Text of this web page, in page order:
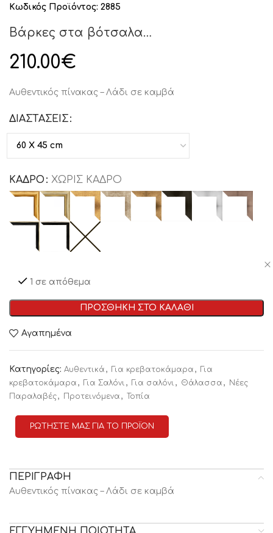
Κωδικός Προϊόντος: 2885
Βάρκες στα βότσαλα…
210.00€
Αυθεντικός πίνακας – Λάδι σε καμβά
ΔΙΑΣΤΑΣΕΙΣ
ΚΑΔΡΟ ΧΩΡΙΣ ΚΑΔΡΟ
1 σε απόθεμα
ΠΡΟΣΘΗΚΗ ΣΤΟ ΚΑΛΑΘΙ
Αγαπημένα
Κατηγορίες: Αυθεντικά , Για κρεβατοκάμαρα ,
Για
κρεβατοκάμαρα , Για Σαλόνι , Για σαλόνι , Θάλασσα ,
Νέες
Παραλαβές, Προτεινόμενα , Τοπία
ΡΩΤΗΣΤΕ ΜΑΣ ΓΙΑ ΤΟ ΠΡΟΪΟΝ
ΠΕΡΙΓΡΑΦΗ
Αυθεντικός πίνακας – Λάδι σε καμβά